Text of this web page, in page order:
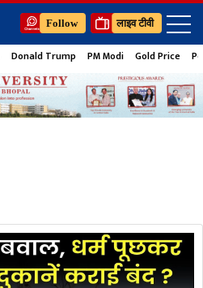
Follow लाइव टीवी
Donald Trump PM Modi Gold Price